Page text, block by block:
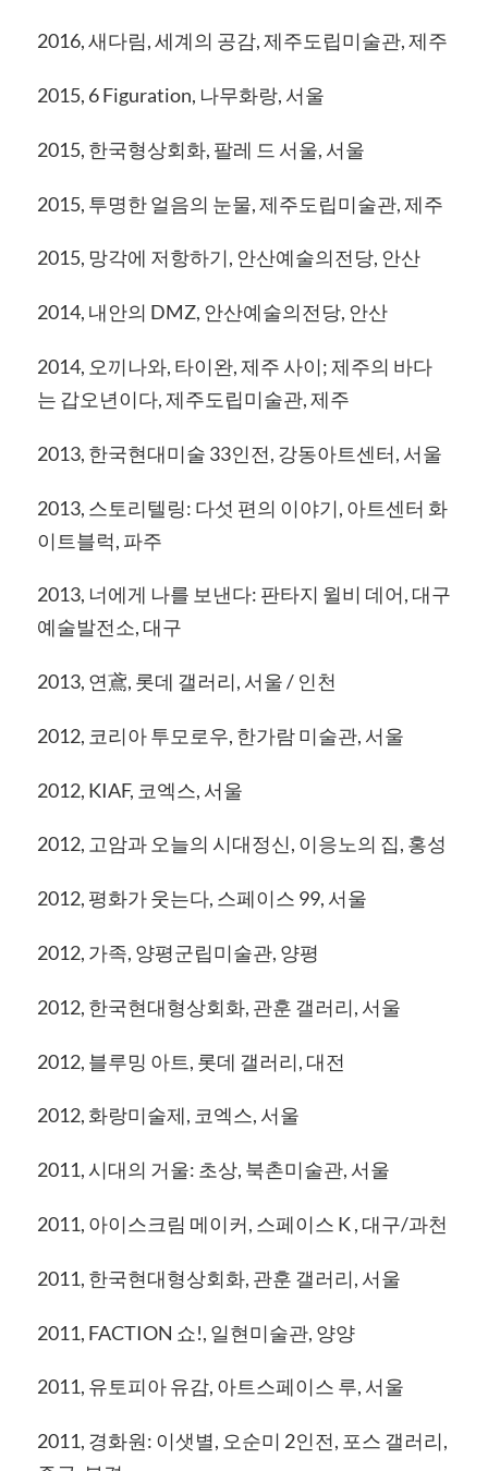
2016, 새다림, 세계의 공감, 제주도립미술관, 제주
2015, 6 Figuration, 나무화랑, 서울
2015, 한국형상회화, 팔레 드 서울, 서울
2015, 투명한 얼음의 눈물, 제주도립미술관, 제주
2015, 망각에 저항하기, 안산예술의전당, 안산
2014, 내안의 DMZ, 안산예술의전당, 안산
2014, 오끼나와, 타이완, 제주 사이; 제주의 바다
는 갑오년이다, 제주도립미술관, 제주
2013, 한국현대미술 33인전, 강동아트센터, 서울
2013, 스토리텔링: 다섯 편의 이야기, 아트센터 화
이트블럭, 파주
2013, 너에게 나를 보낸다: 판타지 윌비 데어, 대구
예술발전소, 대구
2013, 연鳶, 롯데 갤러리, 서울 / 인천
2012, 코리아 투모로우, 한가람 미술관, 서울
2012, KIAF, 코엑스, 서울
2012, 고암과 오늘의 시대정신, 이응노의 집, 홍성
2012, 평화가 웃는다, 스페이스 99, 서울
2012, 가족, 양평군립미술관, 양평
2012, 한국현대형상회화, 관훈 갤러리, 서울
2012, 블루밍 아트, 롯데 갤러리, 대전
2012, 화랑미술제, 코엑스, 서울
2011, 시대의 거울: 초상, 북촌미술관, 서울
2011, 아이스크림 메이커, 스페이스 K , 대구/과천
2011, 한국현대형상회화, 관훈 갤러리, 서울
2011, FACTION 쇼!, 일현미술관, 양양
2011, 유토피아 유감, 아트스페이스 루, 서울
2011, 경화원: 이샛별, 오순미 2인전, 포스 갤러리,